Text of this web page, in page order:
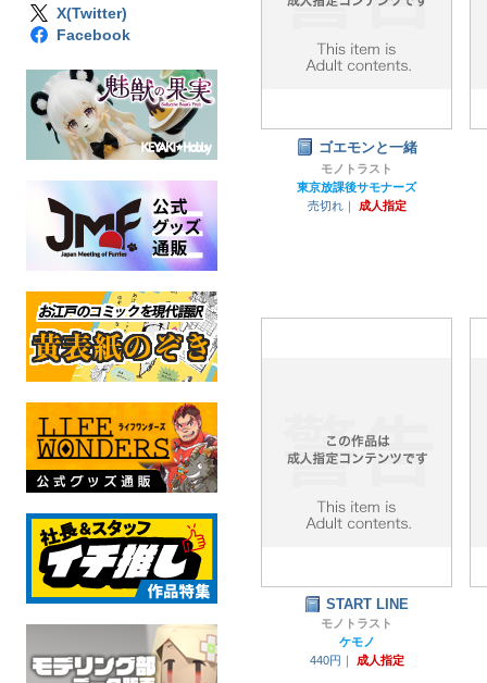
X(Twitter)
Facebook
ゴエモンと一緒
モノトラスト
東京放課後サモナーズ
売切れ｜
成人指定
START LINE
モノトラスト
ケモノ
440円｜
成人指定